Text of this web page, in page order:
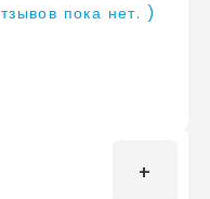
пока нет. )